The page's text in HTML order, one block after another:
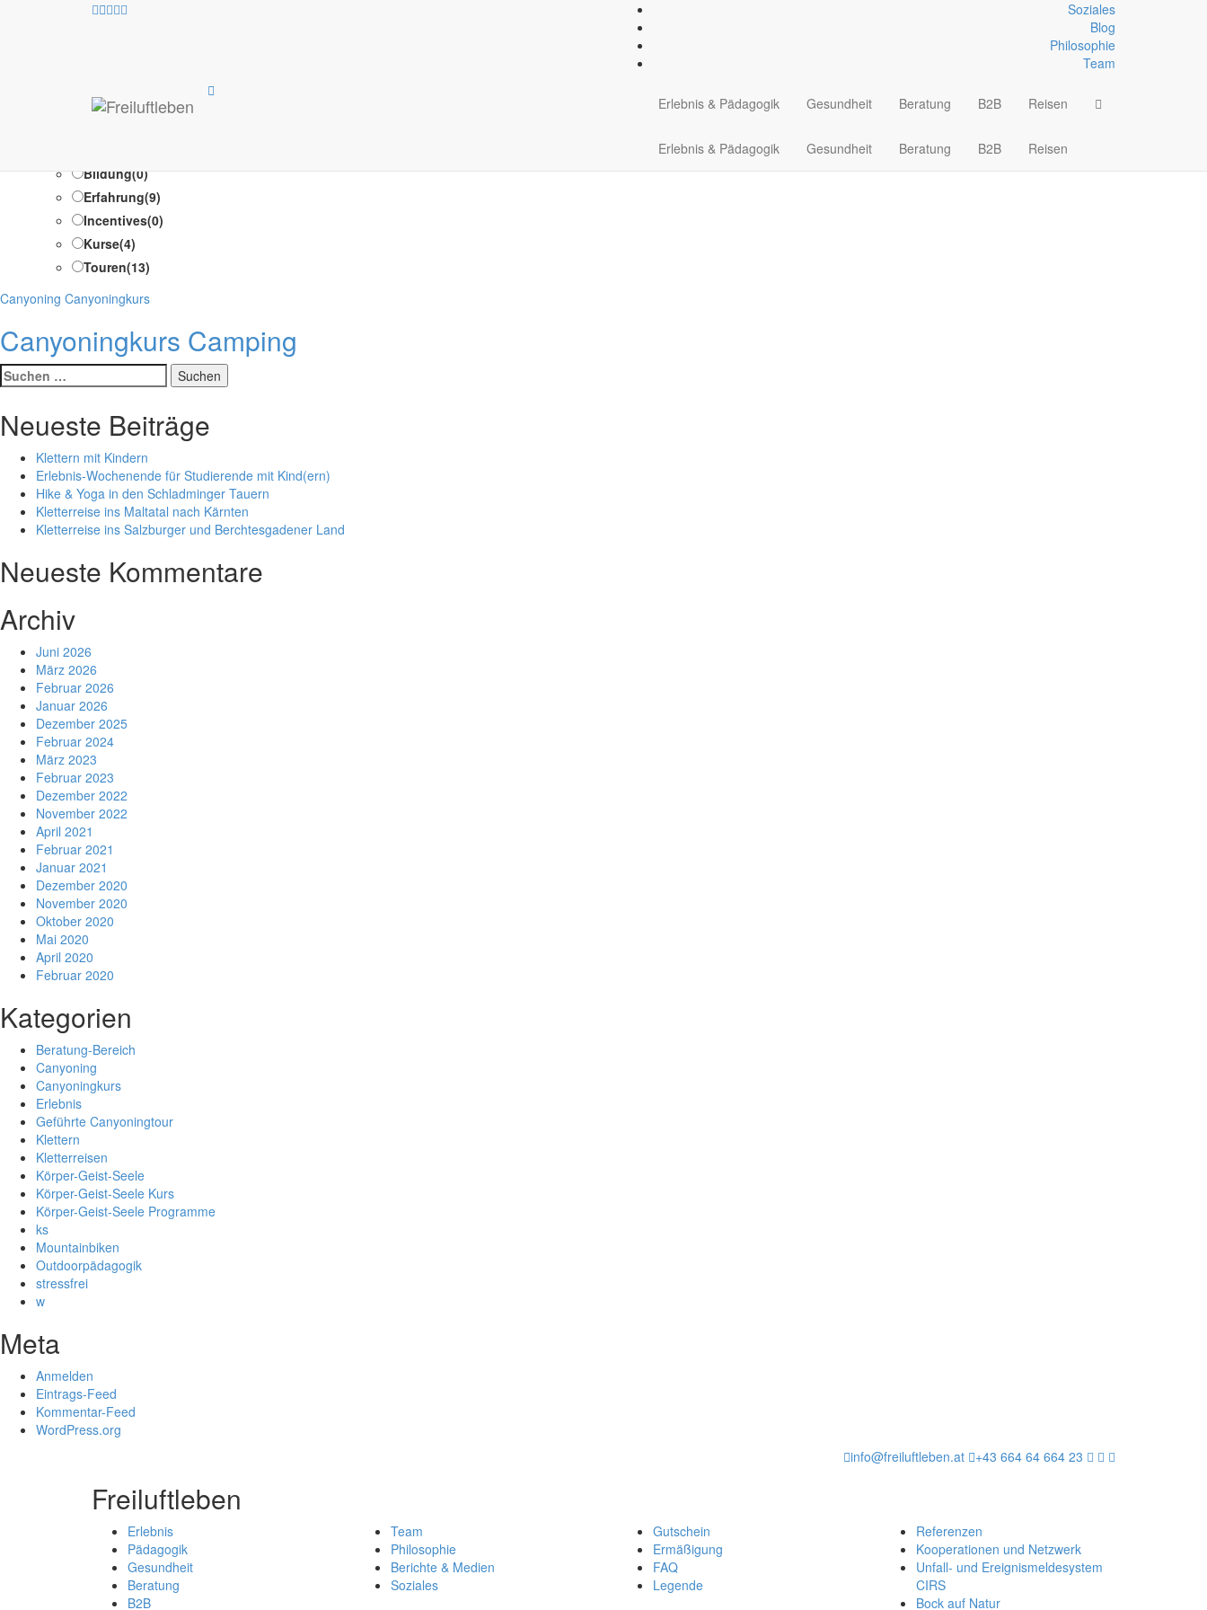
Soziales
Blog
Philosophie
Team
Erlebnis & Pädagogik Gesundheit Beratung B2B Reisen
Erlebnis & Pädagogik Gesundheit Beratung B2B Reisen
Zelt, Schlafsack und Isomatte
Test Suche /Test Suche
Bildung(0)
Erfahrung(9)
Incentives(0)
Kurse(4)
Touren(13)
Kategorien
Canyoning Canyoningkurs
Canyoningkurs Camping
Suche
nach:
Neueste Beiträge
Klettern mit Kindern
Erlebnis-Wochenende für Studierende mit Kind(ern)
Hike & Yoga in den Schladminger Tauern
Kletterreise ins Maltatal nach Kärnten
Kletterreise ins Salzburger und Berchtesgadener Land
Neueste Kommentare
Archiv
Juni 2026
März 2026
Februar 2026
Januar 2026
Dezember 2025
Februar 2024
März 2023
Februar 2023
Dezember 2022
November 2022
April 2021
Februar 2021
Januar 2021
Dezember 2020
November 2020
Oktober 2020
Mai 2020
April 2020
Februar 2020
Kategorien
Beratung-Bereich
Canyoning
Canyoningkurs
Erlebnis
Geführte Canyoningtour
Klettern
Kletterreisen
Körper-Geist-Seele
Körper-Geist-Seele Kurs
Körper-Geist-Seele Programme
ks
Mountainbiken
Outdoorpädagogik
stressfrei
w
Meta
Anmelden
Eintrags-Feed
Kommentar-Feed
WordPress.org
info@freiluftleben.at
+43 664 64 664 23
Freiluftleben
Erlebnis
Pädagogik
Gesundheit
Beratung
B2B
Team
Philosophie
Berichte & Medien
Soziales
Gutschein
Ermäßigung
FAQ
Legende
Referenzen
Kooperationen und Netzwerk
Unfall- und Ereignismeldesystem
CIRS
Bock auf Natur